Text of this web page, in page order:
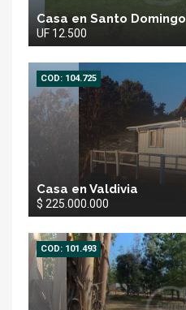
Casa en Santo Domingo
UF 12.500
COD: 104.725
Casa en Valdivia
$ 225.000.000
COD: 101.493